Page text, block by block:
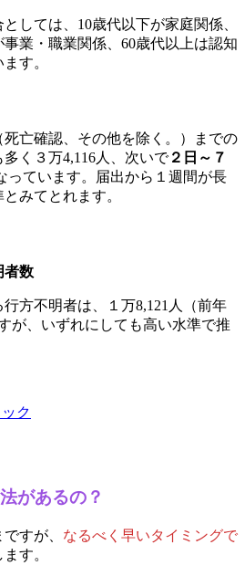
しては、10歳代以下が家庭関係、
業・職業関係、60歳代以上は認知
す。
死亡確認、その他を除く。）までの
多く３万4,116人、次いで２日～７
っています。届出から１週間が長
みてとれます。
者数
方不明者は、１万8,121人（前年
が、いずれにしても高い水準で推
ク
があるの？
すが、 なるべく早いタイミングで
ます。